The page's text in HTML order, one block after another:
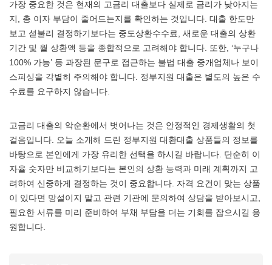
가장 중요한 것은 현재의 고금리 대출보다 실제로 금리가 낮아지는
지, 총 이자 부담이 줄어드는지를 확인하는 것입니다. 대출 한도만
보고 섣불리 결정하기보다는 중도상환수수료, 새로운 대출의 상환
기간 및 월 상환액 등을 종합적으로 고려해야 합니다. 또한, ‘누구나
100% 가능’ 등 과장된 문구로 접근하는 불법 대출 중개업체나 보이
스피싱을 각별히 주의해야 합니다. 정부지원 대출은 별도의 높은 수
수료를 요구하지 않습니다.
고금리 대출의 악순환에서 벗어나는 것은 안정적인 경제생활의 첫
걸음입니다. 오늘 소개해 드린 정부지원 대환대출 상품들의 정보를
바탕으로 본인에게 가장 유리한 선택을 하시길 바랍니다. 단순히 이
자율 숫자만 비교하기보다는 본인의 상환 능력과 미래 계획까지 고
려하여 신중하게 결정하는 것이 중요합니다. 자격 요건이 맞는 상품
이 있다면 망설이지 말고 관련 기관에 문의하여 상담을 받아보시고,
필요한 서류를 미리 준비하여 부채 부담을 더는 기회를 잡으시길 응
원합니다.